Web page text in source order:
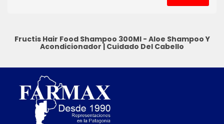
Fructis Hair Food Shampoo 300Ml - Aloe Shampoo Y
Acondicionador| Cuidado Del Cabello